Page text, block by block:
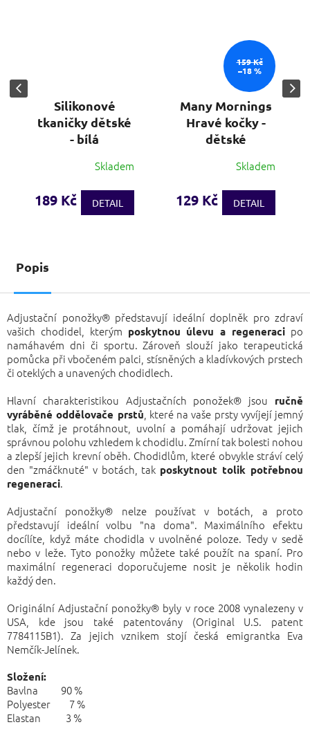
Silikonové
tkaničky dětské
- bílá
produktu
je
hvězdiček.
Skladem
189 Kč DETAIL
159 Kč
–18 %
Many Mornings
Hravé kočky -
dětské
Skladem
129 Kč DETAIL
Popis
Adjustační ponožky® představují ideální doplněk pro zdraví
vašich chodidel, kterým poskytnou úlevu a regeneraci po
namáhavém dni či sportu. Zároveň slouží jako terapeutická
pomůcka při vbočeném palci, stísněných a kladívkových prstech
či oteklých a unavených chodidlech.
Hlavní charakteristikou Adjustačních ponožek® jsou ručně
vyráběné oddělovače prstů, které na vaše prsty vyvíjejí jemný
tlak, čímž je protáhnout, uvolní a pomáhají udržovat jejich
správnou polohu vzhledem k chodidlu. Zmírní tak bolesti nohou
a zlepší jejich krevní oběh. Chodidlům, které obvykle stráví celý
den "zmáčknuté" v botách, tak poskytnout tolik potřebnou
regeneraci.
Adjustační ponožky® nelze používat v botách, a proto
představují ideální volbu "na doma". Maximálního efektu
docílíte, když máte chodidla v uvolněné poloze. Tedy v sedě
nebo v leže. Tyto ponožky můžete také použít na spaní. Pro
maximální regeneraci doporučujeme nosit je několik hodin
každý den.
Originální Adjustační ponožky® byly v roce 2008 vynalezeny v
USA, kde jsou také patentovány (Original U.S. patent
7784115B1). Za jejich vznikem stojí česká emigrantka Eva
Nemčík-Jelínek.
Složení:
Bavlna 90 %
Polyester 7 %
Elastan 3 %